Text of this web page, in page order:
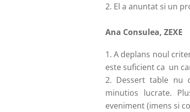
El a anuntat si un
Ana Consulea, ZEXE
A deplans noul
este suficient ca un
Dessert table nu
minutios lucrate.
eveniment (imens si